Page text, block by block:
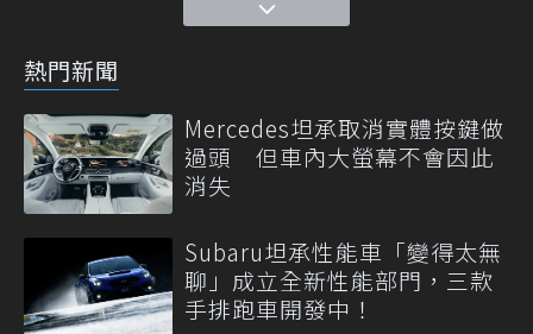
熱門新聞
Mercedes坦承取消實體按鍵做
過頭 但車內大螢幕不會因此
消失
Subaru坦承性能車「變得太無
聊」成立全新性能部門，三款
手排跑車開發中！